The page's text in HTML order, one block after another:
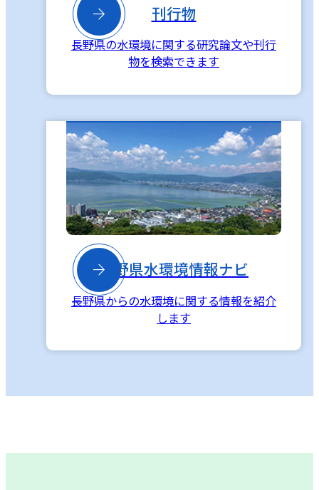
 刊行物
長野県の水環境に関する研究論文や刊行
物を検索できます
長野県水環境情報ナビ
長野県からの水環境に関する情報を紹介
します